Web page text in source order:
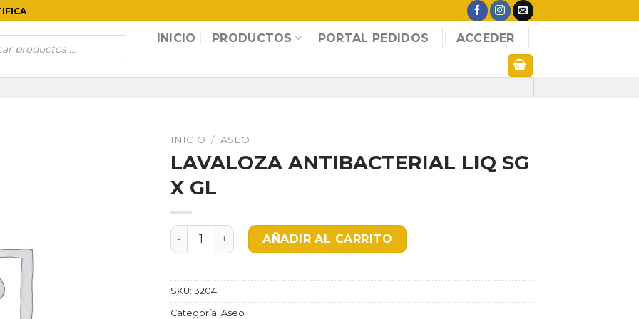
INICIO PRODUCTOS PORTAL PEDIDOS ACCEDER
INICIO / ASEO
LAVALOZA ANTIBACTERIAL LIQ SG
X GL
LAVALOZA ANTIBACTERIAL LIQ SG X GL cantidad
AÑADIR AL CARRITO
SKU: 3204
Categoría: Aseo